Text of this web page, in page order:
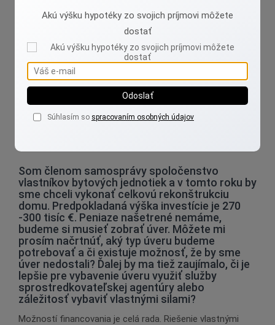
Dostanú tieto peniaze späť?
Čím je dlhopis menej bezpečný, tým vyššiu rizikovú prémiu
musí emitent vypísať, aby boli investori ochotní také
aktívum kupovať. Preto sú najvýnosnejšie tzv junk bonds
(prašivé dlžné úpisy), pretože riziko nesplatenia je
kompenzované zvýšeným výnosom. Na otázku "čo sa
stane ..." je možných je celá…
Som členom samosprávy spoločenstvo
vlastníkov bytových jednotiek a v tomto roku by
sme chceli vykonať celkovú rekonštrukciu
domu. Predpokladaná výška investície je 270
-300 tisíc €. Peniaze našetrené nemáme,
budeme si musieť zobrať úver. Môžete mi
prosím načrtnúť, aký typ úveru budeme
potrebovať a či existuje možnosť, že by sme
úver nedostali? Ďalej by ma tiež zaujímalo, či je
lepšie pre vybavenie úveru využiť služby
sprostredkovateľskej agentúry alebo
záležitosť vybaviť vlastnými silami?
Možností financovania je celá rada. Riešenie vlastnými
Akú výšku hypotéky zo svojich príjmovi môžete
dostať
Odoslať
Súhlasím so spracovaním osobných údajov